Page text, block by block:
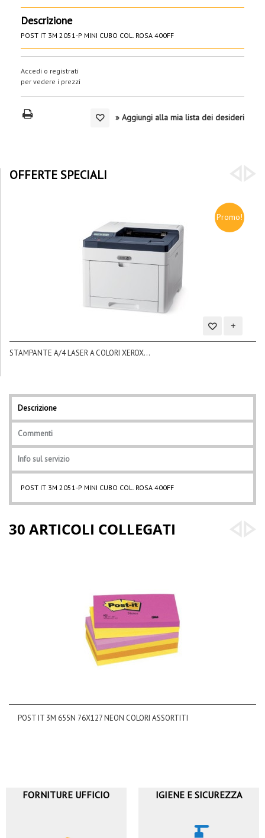
Descrizione
POST IT 3M 2051-P MINI CUBO COL. ROSA 400FF
Accedi o registrati
per vedere i prezzi
» Aggiungi alla mia lista dei desideri
OFFERTE SPECIALI
Promo!
Aggiungi
STAMPANTE A/4 LASER A COLORI XEROX...
Descrizione
Commenti
Info sul servizio
POST IT 3M 2051-P MINI CUBO COL. ROSA 400FF
30 ARTICOLI COLLEGATI
POST IT 3M 655N 76X127 NEON COLORI ASSORTITI
FORNITURE UFFICIO IGIENE E SICUREZZA